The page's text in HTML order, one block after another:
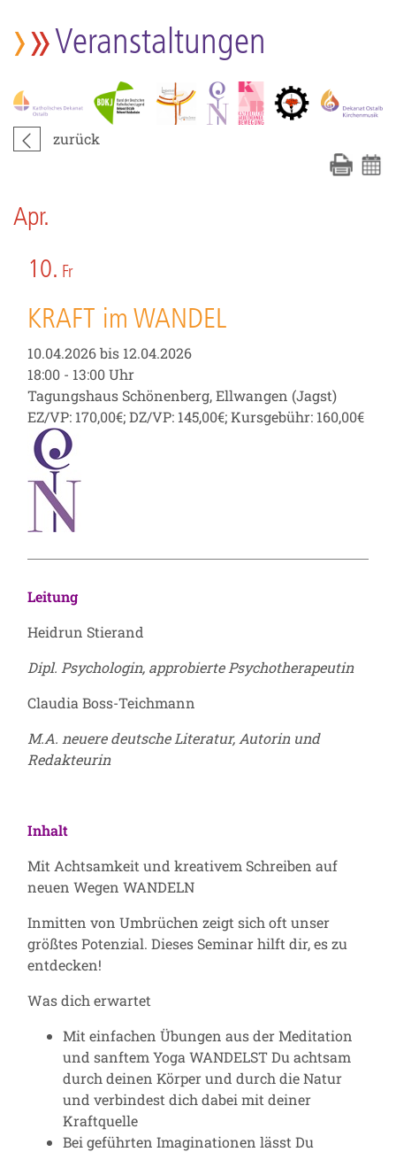
Veranstaltungen
zurück
Apr.
10. Fr
KRAFT im WANDEL
10.04.2026 bis 12.04.2026
18:00 - 13:00 Uhr
Tagungshaus Schönenberg, Ellwangen (Jagst)
EZ/VP: 170,00€; DZ/VP: 145,00€; Kursgebühr: 160,00€
Leitung
Heidrun Stierand
Dipl. Psychologin, approbierte Psychotherapeutin
Claudia Boss-Teichmann
M.A. neuere deutsche Literatur, Autorin und
Redakteurin
Inhalt
Mit Achtsamkeit und kreativem Schreiben auf
neuen Wegen WANDELN
Inmitten von Umbrüchen zeigt sich oft unser
größtes Potenzial. Dieses Seminar hilft dir, es zu
entdecken!
Was dich erwartet
Mit einfachen Übungen aus der Meditation
und sanftem Yoga WANDELST Du achtsam
durch deinen Körper und durch die Natur
und verbindest dich dabei mit deiner
Kraftquelle
Bei geführten Imaginationen lässt Du